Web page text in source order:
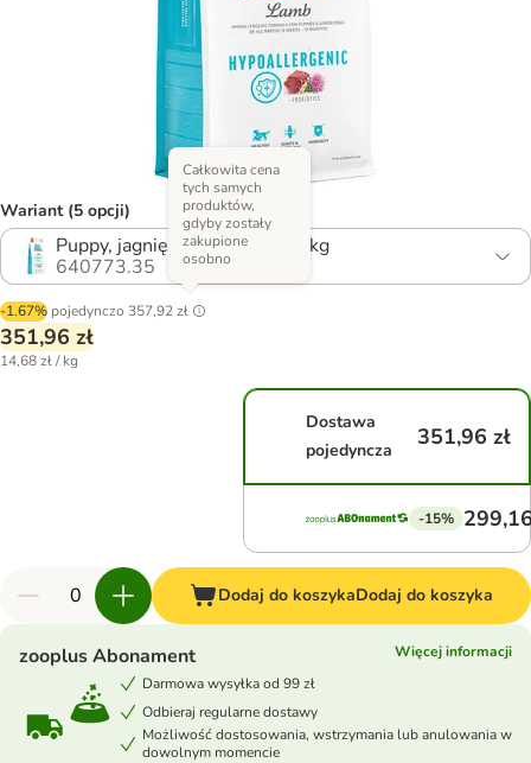
Wariant (5 opcji)
Puppy, jagnięcina i ryż, 2 x 12 kg
640773.35
-1.67% pojedynczo 357,92 zł
Całkowita cena
tych samych
produktów,
gdyby zostały
zakupione
osobno
351,96 zł
14,68 zł / kg
Dostawa
pojedyncza
351,96 zł
-15%
Dodaj do koszykaDodaj do koszyka
zooplus Abonament
Więcej informacji
Darmowa wysyłka od 99 zł
Odbieraj regularne dostawy
Możliwość dostosowania, wstrzymania lub anulowania w
dowolnym momencie